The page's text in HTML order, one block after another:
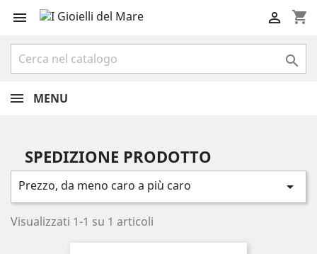
 shopping_cart


MENU
SPEDIZIONE PRODOTTO
Prezzo, da meno caro a più caro 
Visualizzati 1-1 su 1 articoli